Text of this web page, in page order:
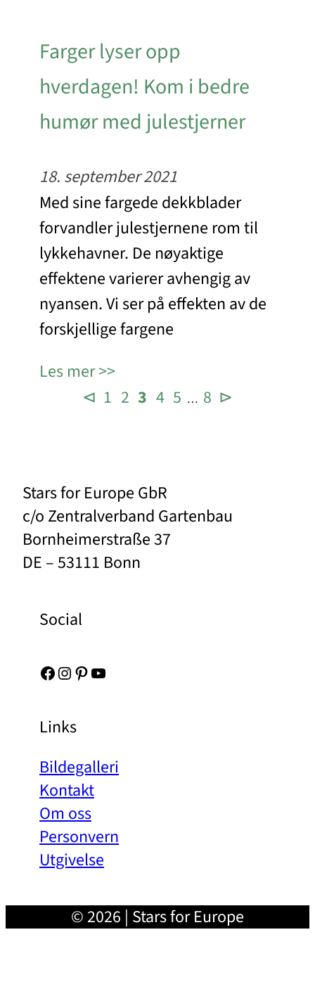
Farger lyser opp
hverdagen! Kom i bedre
humør med julestjerner
18. september 2021
Med sine fargede dekkblader
forvandler julestjernene rom til
lykkehavner. De nøyaktige
effektene varierer avhengig av
nyansen. Vi ser på effekten av de
forskjellige fargene
Les mer
⊲ 1 2 3 4 5 … 8 ⊳
Stars for Europe GbR
c/o Zentralverband Gartenbau
Bornheimerstraße 37
DE – 53111 Bonn
Social
Facebook Instagram Pinterest YouTube
Links
Bildegalleri
Kontakt
Om oss
Personvern
Utgivelse
© 2026 | Stars for Europe